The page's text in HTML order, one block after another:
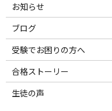
お知らせ
ブログ
受験でお困りの方へ
合格ストーリー
生徒の声